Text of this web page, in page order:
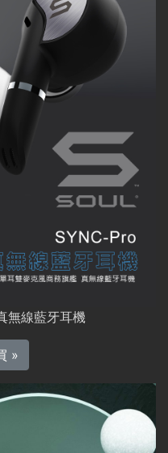
無線藍牙耳機
»